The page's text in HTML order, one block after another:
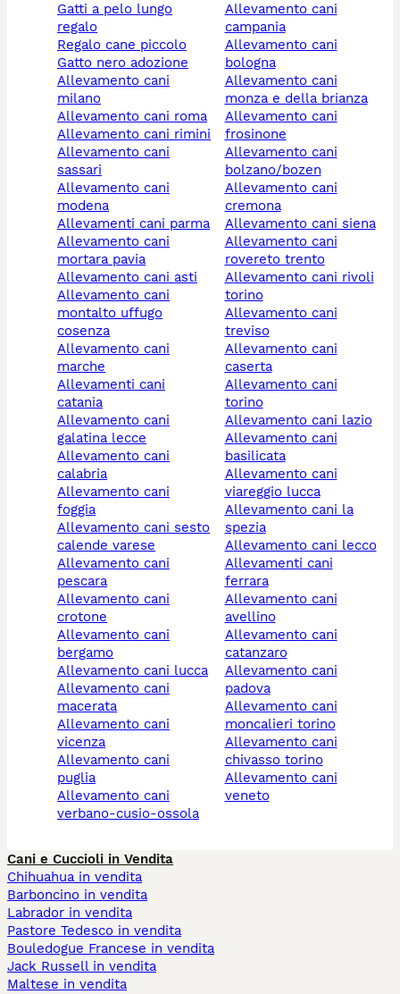
gatti a pelo lungo
regalo
regalo cane piccolo
gatto nero adozione
allevamento cani
milano
allevamento cani roma
allevamento cani rimini
allevamento cani
sassari
allevamento cani
modena
allevamenti cani parma
allevamento cani
mortara pavia
allevamento cani asti
allevamento cani
montalto uffugo
cosenza
allevamento cani
marche
allevamenti cani
catania
allevamento cani
galatina lecce
allevamento cani
calabria
allevamento cani
foggia
allevamento cani sesto
calende varese
allevamento cani
pescara
allevamento cani
crotone
allevamento cani
bergamo
allevamento cani lucca
allevamento cani
macerata
allevamento cani
vicenza
allevamento cani
puglia
allevamento cani
verbano-cusio-ossola
allevamento cani
campania
allevamento cani
bologna
allevamento cani
monza e della brianza
allevamento cani
frosinone
allevamento cani
bolzano/bozen
allevamento cani
cremona
allevamento cani siena
allevamento cani
rovereto trento
allevamento cani rivoli
torino
allevamento cani
treviso
allevamento cani
caserta
allevamento cani
torino
allevamento cani lazio
allevamento cani
basilicata
allevamento cani
viareggio lucca
allevamento cani la
spezia
allevamento cani lecco
allevamenti cani
ferrara
allevamento cani
avellino
allevamento cani
catanzaro
allevamento cani
padova
allevamento cani
moncalieri torino
allevamento cani
chivasso torino
allevamento cani
veneto
Cani e Cuccioli in Vendita
Chihuahua in vendita
Barboncino in vendita
Labrador in vendita
Pastore Tedesco in vendita
Bouledogue Francese in vendita
Jack Russell in vendita
Maltese in vendita